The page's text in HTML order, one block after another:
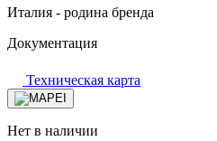
Италия - родина бренда
Документация
Техническая карта
Нет в наличии